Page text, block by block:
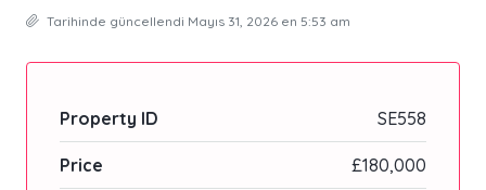
Tarihinde güncellendi Mayıs 31, 2026 en 5:53 am
Property ID SE558
Price £180,000